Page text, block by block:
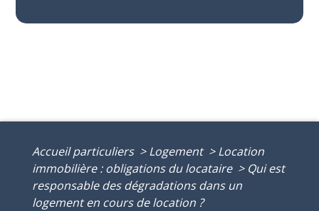
Accueil particuliers > Logement > Location
immobilière : obligations du locataire > Qui est
responsable des dégradations dans un
logement en cours de location ?